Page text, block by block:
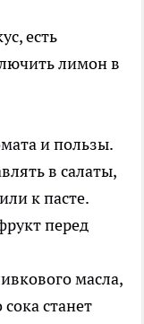
есть
лимон в
и пользы.
в салаты,
к пасте.
перед
масла,
станет